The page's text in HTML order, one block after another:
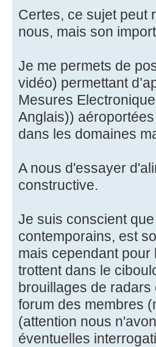
Certes, ce sujet peut
nous, mais son
Je me permets de
vidéo) permettant
Mesures
Anglais))
dans les domaines
A nous d'essayer
constructive.
Je suis conscient
contemporains, est
mais cependant
trottent dans le
brouillages de
forum des membres
(attention nous
éventuelles